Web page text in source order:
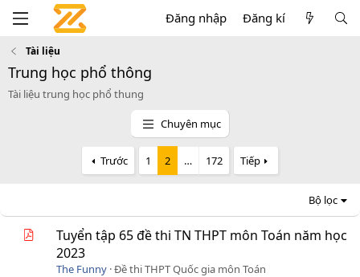
Đăng nhập Đăng kí
Tài liệu
Trung học phổ thông
Tài liệu trung học phổ thung
Chuyên mục
Trước 1 2 … 172 Tiếp
Bộ lọc
Tuyển tập 65 đề thi TN THPT môn Toán năm học
2023
The Funny Đề thi THPT Quốc gia môn Toán